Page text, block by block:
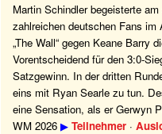
Martin Schindler begeisterte
zahlreichen deutschen Fans
„The Wall“ gegen Keane Barry
Vorentscheidend für den 3:0-
Satzgewinn. In der dritten
eins mit Ryan Searle zu tun.
eine Sensation, als er Gerwyn
WM 2026 ▶ Teilnehmer ·